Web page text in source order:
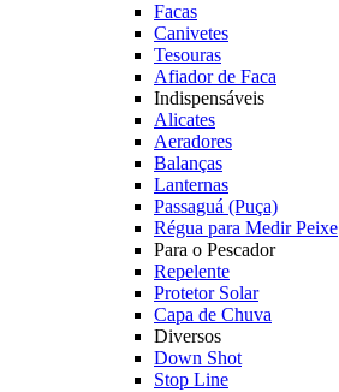
Facas
Canivetes
Tesouras
Afiador de Faca
Indispensáveis
Alicates
Aeradores
Balanças
Lanternas
Passaguá (Puça)
Régua para Medir Peixe
Para o Pescador
Repelente
Protetor Solar
Capa de Chuva
Diversos
Down Shot
Stop Line